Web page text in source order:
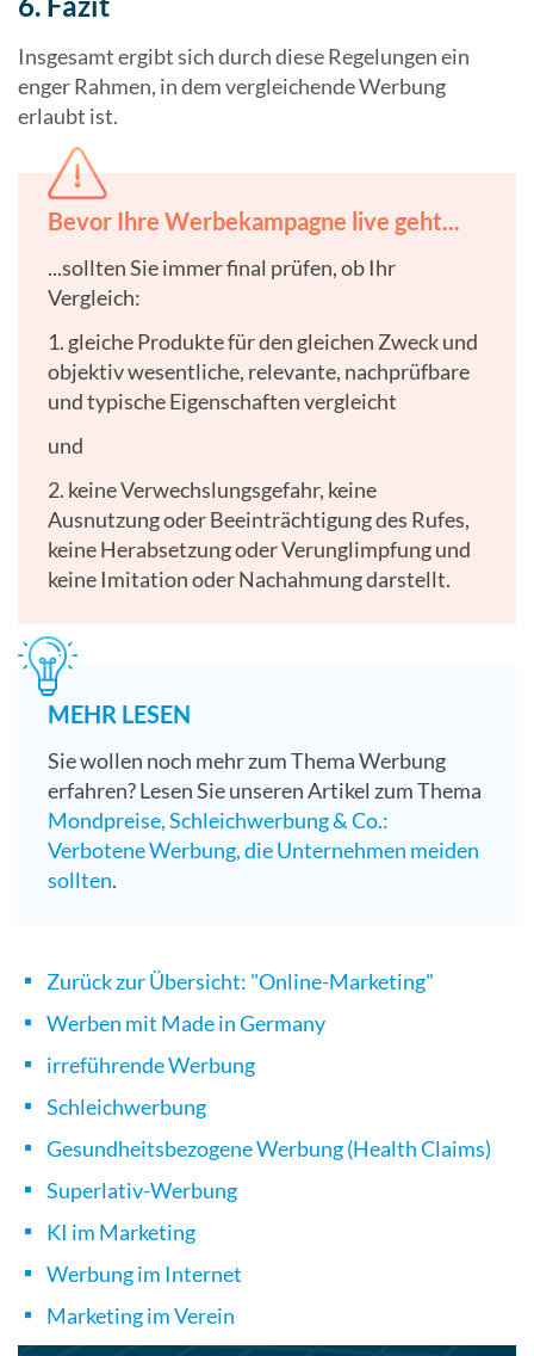
Insgesamt ergibt sich durch diese Regelungen ein
enger Rahmen, in dem vergleichende Werbung
erlaubt ist.
Bevor Ihre Werbekampagne live geht...
...sollten Sie immer final prüfen, ob Ihr
Vergleich:
1. gleiche Produkte für den gleichen Zweck und
objektiv wesentliche, relevante, nachprüfbare
und typische Eigenschaften vergleicht
und
2. keine Verwechslungsgefahr, keine
Ausnutzung oder Beeinträchtigung des Rufes,
keine Herabsetzung oder Verunglimpfung und
keine Imitation oder Nachahmung darstellt.
MEHR LESEN
Sie wollen noch mehr zum Thema Werbung
erfahren? Lesen Sie unseren Artikel zum Thema
Mondpreise, Schleichwerbung & Co.:
Verbotene Werbung, die Unternehmen meiden
sollten.
Zurück zur Übersicht: "Online-Marketing"
Werben mit Made in Germany
irreführende Werbung
Schleichwerbung
Gesundheitsbezogene Werbung (Health Claims)
Superlativ-Werbung
KI im Marketing
Werbung im Internet
Marketing im Verein